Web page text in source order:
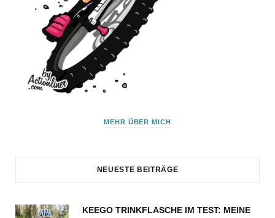
MEHR ÜBER MICH
NEUESTE BEITRÄGE
KEEGO TRINKFLASCHE IM TEST: MEINE